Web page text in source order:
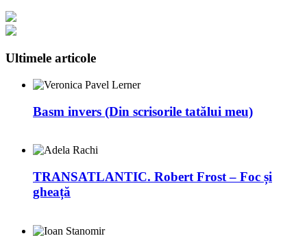
Ultimele articole
Basm invers (Din scrisorile tatălui meu)
TRANSATLANTIC. Robert Frost – Foc și
gheață